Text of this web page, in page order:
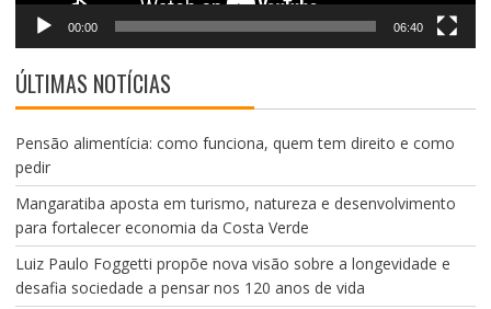
00:00 06:40
ÚLTIMAS NOTÍCIAS
Pensão alimentícia: como funciona, quem tem direito e como
pedir
Mangaratiba aposta em turismo, natureza e desenvolvimento
para fortalecer economia da Costa Verde
Luiz Paulo Foggetti propõe nova visão sobre a longevidade e
desafia sociedade a pensar nos 120 anos de vida